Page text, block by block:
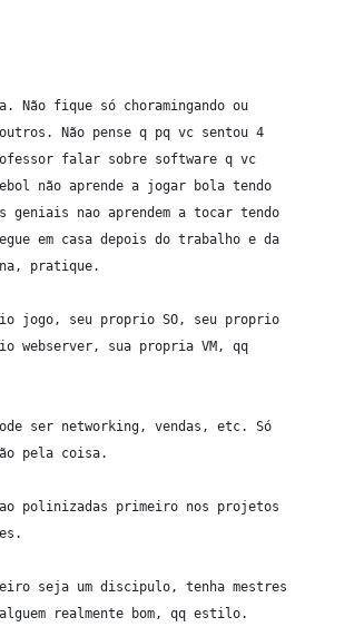
Não fique só choramingando ou
Não pense q pq vc sentou 4
falar sobre software q vc
não aprende a jogar bola tendo
nao aprendem a tocar tendo
em casa depois do trabalho e da
pratique.
jogo, seu proprio SO, seu proprio
webserver, sua propria VM, qq
ser networking, vendas, etc. Só
pela coisa.
polinizadas primeiro nos projetos
seja um discipulo, tenha mestres
realmente bom, qq estilo.